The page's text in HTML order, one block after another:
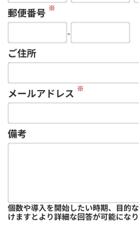
郵便番号 ※
-
ご住所
メールアドレス ※
備考
個数や導入を開始したい時期、目的
けますとより詳細な回答が可能になり